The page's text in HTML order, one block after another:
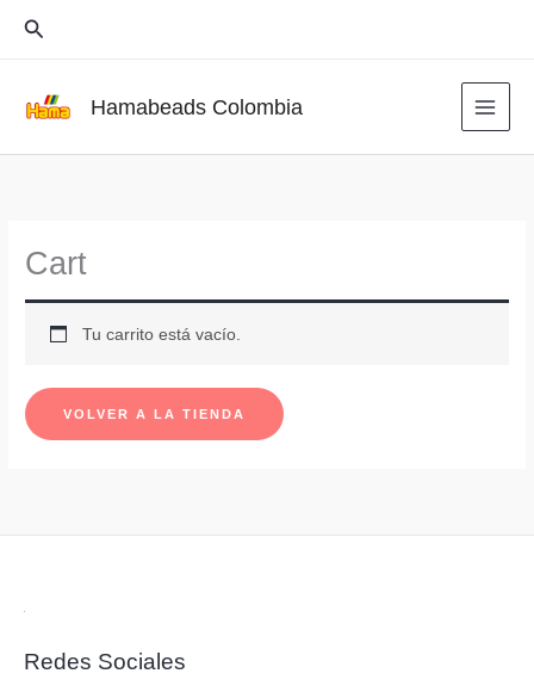
Buscar
Hamabeads Colombia
Cart
Tu carrito está vacío.
VOLVER A LA TIENDA
Redes Sociales